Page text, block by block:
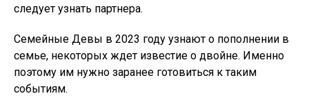
следует узнать партнера.
Семейные Девы в 2023 году узнают о пополнении в
семье, некоторых ждет известие о двойне. Именно
поэтому им нужно заранее готовиться к таким
событиям.